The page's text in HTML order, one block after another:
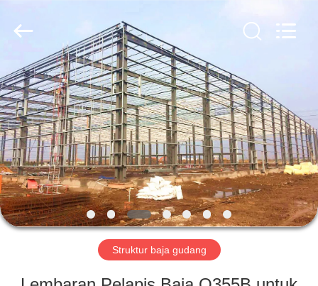
RUMAH
PRODUK
VIDEO
TAMPILAN
VR
TENTANG
Engineering
Co.,Ltd.
Reserved.
Struktur baja gudang